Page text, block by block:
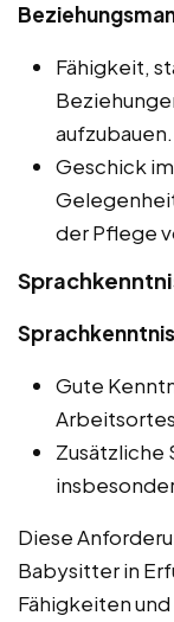
Fähigkeit,
aufzubauen.
Geschick
der Pflege
Gute
Zusätzliche
Diese
Babysitter in
Fähigkeiten